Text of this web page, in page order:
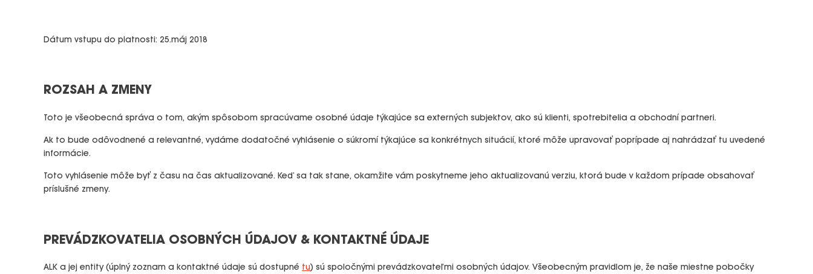
Dátum vstupu do platnosti: 25.máj 2018
ROZSAH A ZMENY
Toto je všeobecná správa o tom, akým spôsobom spracúvame osobné údaje týkajúce sa externých subjektov, ako sú klienti, spotrebitelia a obchodní partneri.
Ak to bude odôvodnené a relevantné, vydáme dodatočné vyhlásenie o súkromí týkajúce sa konkrétnych situácií, ktoré môže upravovať poprípade aj nahrádzať tu uvedené
informácie.
Toto vyhlásenie môže byť z času na čas aktualizované. Keď sa tak stane, okamžite vám poskytneme jeho aktualizovanú verziu, ktorá bude v každom prípade obsahovať
príslušné zmeny.
PREVÁDZKOVATELIA OSOBNÝCH ÚDAJOV & KONTAKTNÉ ÚDAJE
ALK a jej entity (úplný zoznam a kontaktné údaje sú dostupné tu) sú spoločnými prevádzkovateľmi osobných údajov. Všeobecným pravidlom je, že naše miestne pobočky